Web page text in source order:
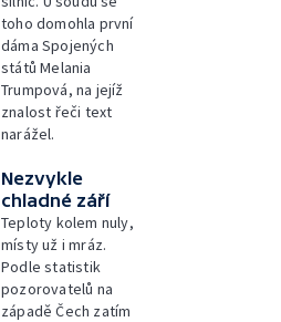
toho domohla první
dáma Spojených
států Melania
Trumpová, na jejíž
znalost řeči text
narážel.
Nezvykle
chladné září
Teploty kolem nuly,
místy už i mráz.
Podle statistik
pozorovatelů na
západě Čech zatím